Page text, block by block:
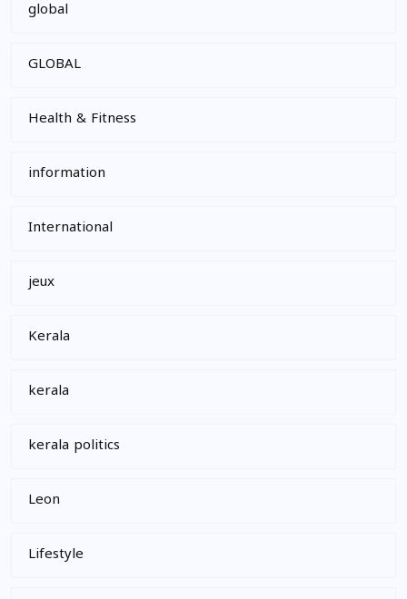
global
GLOBAL
Health & Fitness
information
International
jeux
Kerala
kerala
kerala politics
Leon
Lifestyle